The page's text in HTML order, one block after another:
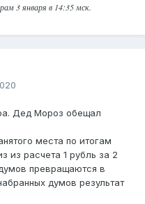
3 января в 14:35 мск.
Дед Мороз обещал
места по итогам
из расчета 1 рубль за 2
превращаются в
думов результат